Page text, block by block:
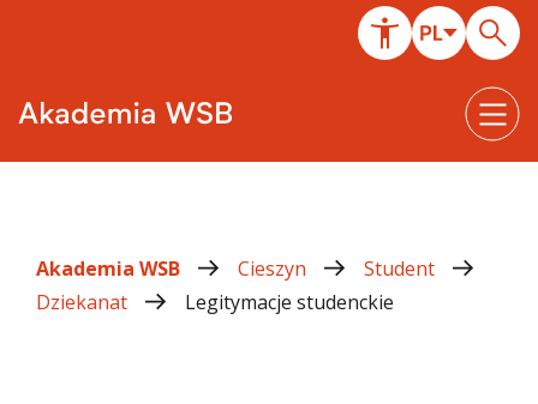
Akademia WSB Cieszyn
Student
Dziekanat
Legitymacje studenckie